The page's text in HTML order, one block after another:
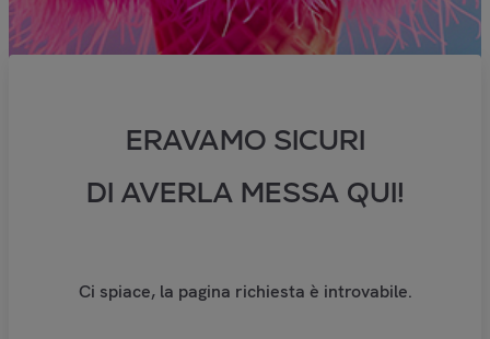
ERAVAMO SICURI
DI AVERLA MESSA QUI!
Ci spiace, la pagina richiesta è introvabile.